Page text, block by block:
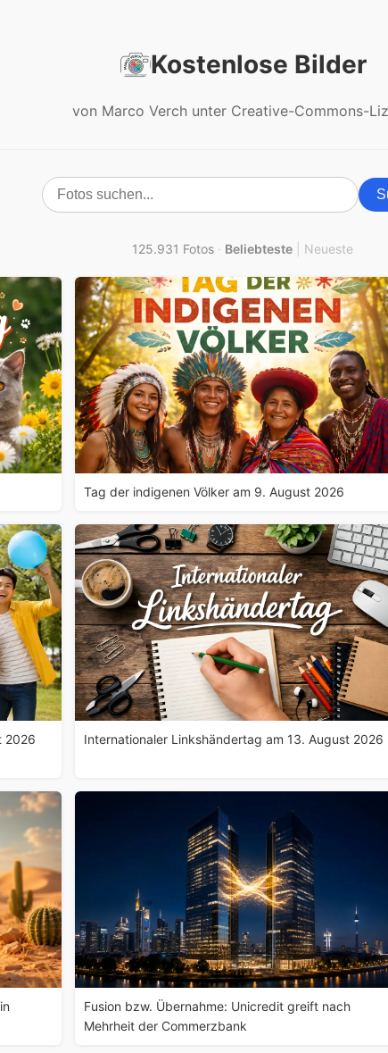
Kostenlose Bilder
von Marco Verch unter Creative-Commons-
125.931 Fotos · Beliebteste Neueste
Tag der indigenen Völker am 9. August 2026
2026 Internationaler Linkshändertag am 13. August 2026
Fusion bzw. Übernahme: Unicredit greift nach
Mehrheit der Commerzbank